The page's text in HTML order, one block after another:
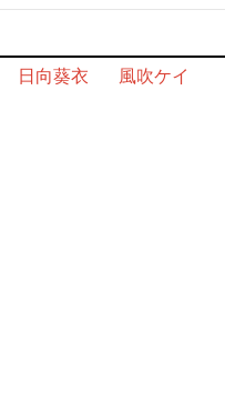
日向葵衣
風吹ケイ